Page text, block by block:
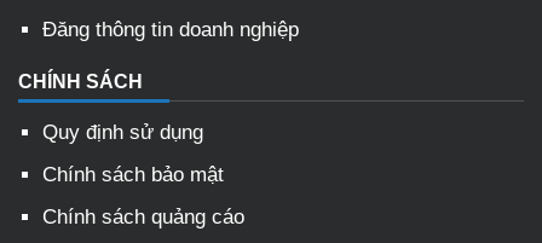
Đăng thông tin doanh nghiệp
CHÍNH SÁCH
Quy định sử dụng
Chính sách bảo mật
Chính sách quảng cáo